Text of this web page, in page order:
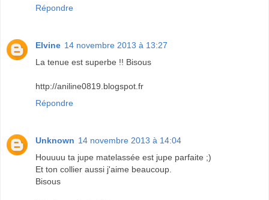
Répondre
Elvine 14 novembre 2013 à 13:27
La tenue est superbe !! Bisous
http://aniline0819.blogspot.fr
Répondre
Unknown 14 novembre 2013 à 14:04
Houuuu ta jupe matelassée est jupe parfaite ;)
Et ton collier aussi j'aime beaucoup.
Bisous